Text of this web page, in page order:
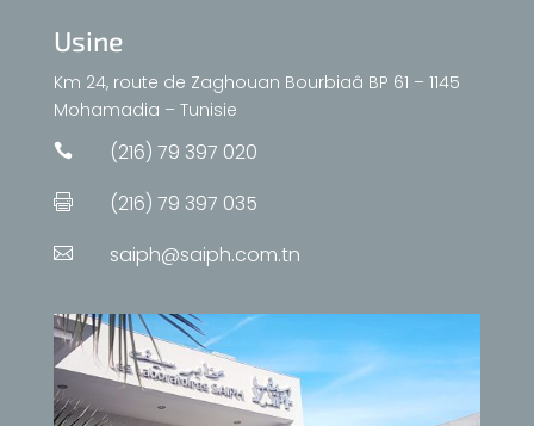
Usine
Km 24, route de Zaghouan Bourbiaâ BP 61 – 1145
Mohamadia – Tunisie
 (216) 79 397 020
 (216) 79 397 035
 saiph@saiph.com.tn